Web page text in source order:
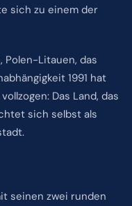
sich zu einem der
Polen-Litauen, das
1991 hat
Das Land, das
sich selbst als
seinen zwei runden